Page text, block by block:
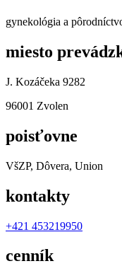
gynekológia a
miesto
J. Kozáčeka 9282
96001 Zvolen
poisťovne
VšZP, Dôvera, Union
kontakty
+421 453219950
cenník